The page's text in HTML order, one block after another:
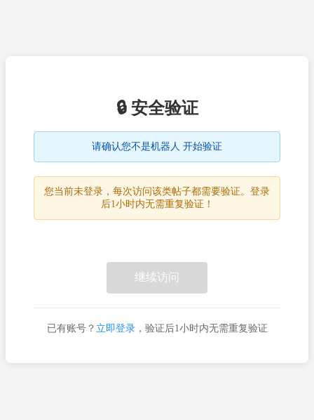
🔒 安全验证
请确认您不是机器人 开始验证
您当前未登录，每次访问该类帖子都需要验证。登录
后1小时内无需重复验证！
继续访问
已有账号？ 立即登录，验证后1小时内无需重复验证